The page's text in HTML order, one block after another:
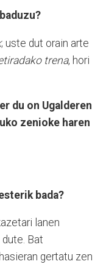
; uste dut orain arte
trena, hori
du on Ugalderen
zenioke haren
bada?
lanen
Bat
gertatu zen